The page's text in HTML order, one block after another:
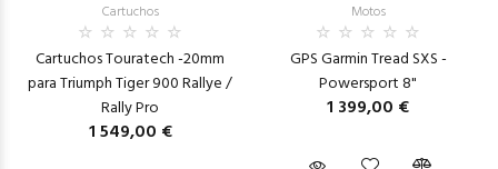
Cartuchos
Cartuchos Touratech -20mm
para Triumph Tiger 900 Rallye /
Rally Pro
1 549,00 €
Motos
GPS Garmin Tread SXS -
Powersport 8"
1 399,00 €